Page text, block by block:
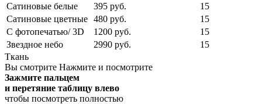
Сатиновые белые
395 руб.
15
Сатиновые цветные 480 руб.
15
С фотопечатью/ 3D
1200 руб.
15
Звездное небо
2990 руб.
15
Ткань
Вы смотрите Нажмите и посмотрите
Зажмите пальцем
и перетяние таблицу влево
чтобы посмотреть полностью